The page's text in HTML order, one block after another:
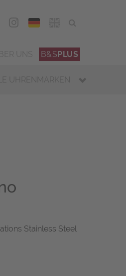
DEU
B&SPLUS
UHRENMARKEN
Stainless Steel